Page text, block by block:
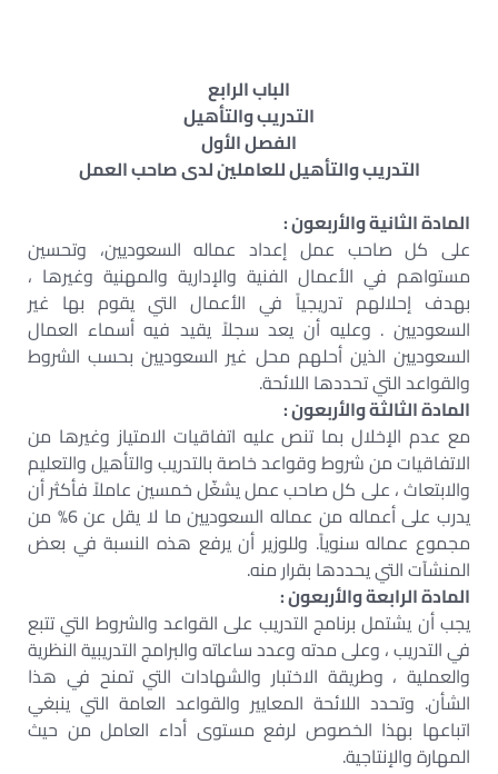
الباب الرابع
التدريب والتأهيل
الفصل الأول
التدريب والتأهيل للعاملين لدى صاحب العمل
المادة الثانية والأربعون :
على كل صاحب عمل إعداد عماله السعوديين، وتحسين
مستواهم في الأعمال الفنية والإدارية والمهنية وغيرها ،
بهدف إحلالهم تدريجياً في الأعمال التي يقوم بها غير
السعوديين . وعليه أن يعد سجلاً يقيد فيه أسماء العمال
السعوديين الذين أحلهم محل غير السعوديين بحسب الشروط
والقواعد التي تحددها اللائحة.
المادة الثالثة والأربعون :
مع عدم الإخلال بما تنص عليه اتفاقيات الامتياز وغيرها من
الاتفاقيات من شروط وقواعد خاصة بالتدريب والتأهيل والتعليم
والابتعاث ، على كل صاحب عمل يشغّل خمسين عاملاً فأكثر أن
يدرب على أعماله من عماله السعوديين ما لا يقل عن 6% من
مجموع عماله سنوياً. وللوزير أن يرفع هذه النسبة في بعض
المنشآت التي يحددها بقرار منه.
المادة الرابعة والأربعون :
يجب أن يشتمل برنامج التدريب على القواعد والشروط التي تتبع
في التدريب ، وعلى مدته وعدد ساعاته والبرامج التدريبية النظرية
والعملية ، وطريقة الاختبار والشهادات التي تمنح في هذا
الشأن. وتحدد اللائحة المعايير والقواعد العامة التي ينبغي
اتباعها بهذا الخصوص لرفع مستوى أداء العامل من حيث
المهارة والإنتاجية.